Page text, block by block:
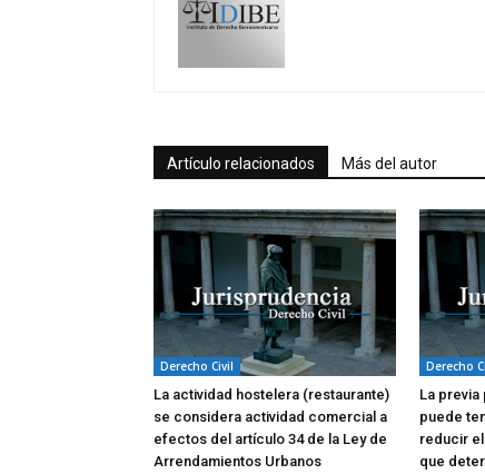
Artículo relacionados Más del autor
Derecho Civil
La actividad hostelera (restaurante)
se considera actividad comercial a
efectos del artículo 34 de la Ley de
Arrendamientos Urbanos
Derecho
La
puede
reducir
que